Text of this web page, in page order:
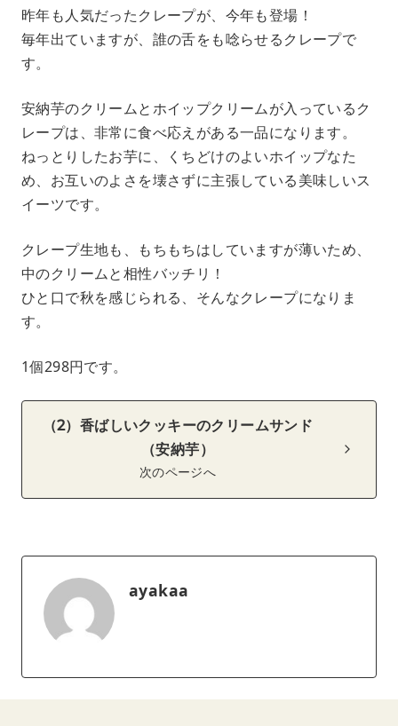
昨年も人気だったクレープが、今年も登場！
毎年出ていますが、誰の舌をも唸らせるクレープで
す。
安納芋のクリームとホイップクリームが入っているク
レープは、非常に食べ応えがある一品になります。
ねっとりしたお芋に、くちどけのよいホイップなた
め、お互いのよさを壊さずに主張している美味しいス
イーツです。
クレープ生地も、もちもちはしていますが薄いため、
中のクリームと相性バッチリ！
ひと口で秋を感じられる、そんなクレープになりま
す。
1個298円です。
（2）香ばしいクッキーのクリームサンド
（安納芋）
次のページへ
ayakaa